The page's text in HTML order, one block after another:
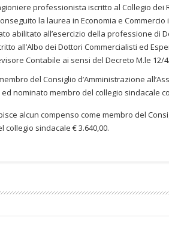
professionista iscritto al Collegio dei
la laurea in Economia e Commercio
abilitato all’esercizio della professione di
all’Albo dei Dottori Commercialisti ed
Contabile ai sensi del Decreto M.le 12/
del Consiglio d’Amministrazione
ed nominato membro del collegio sindacale
alcun compenso come membro del
collegio sindacale € 3.640,00.